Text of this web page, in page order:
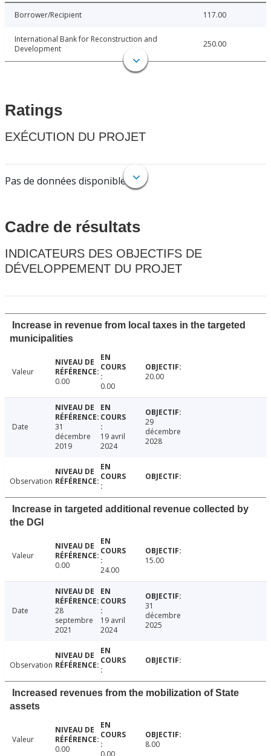
Borrower/Recipient 117.00
International Bank for Reconstruction and
Development
250.00
Ratings
EXÉCUTION DU PROJET
Pas de données disponibles.
Cadre de résultats
INDICATEURS DES OBJECTIFS DE
DÉVELOPPEMENT DU PROJET
Increase in revenue from local taxes in the targeted
municipalities
Valeur
0.00
0.00
20.00
Date
31
décembre
2019
19 avril
2024
29
décembre
2028
Observation
Increase in targeted additional revenue collected by
the DGI
Valeur
0.00
24.00
15.00
Date
28
septembre
2021
19 avril
2024
31
décembre
2025
Observation
Increased revenues from the mobilization of State
assets
Valeur
0.00
0.00
8.00